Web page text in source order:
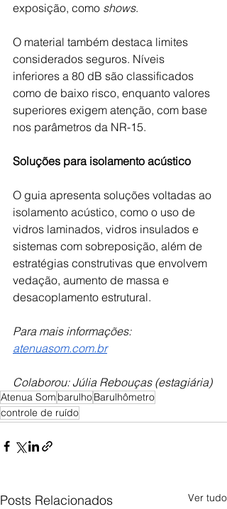
exposição, como shows.
O material também destaca limites
considerados seguros. Níveis
inferiores a 80 dB são classificados
como de baixo risco, enquanto valores
superiores exigem atenção, com base
nos parâmetros da NR-15.
Soluções para isolamento acústico
O guia apresenta soluções voltadas ao
isolamento acústico, como o uso de
vidros laminados, vidros insulados e
sistemas com sobreposição, além de
estratégias construtivas que envolvem
vedação, aumento de massa e
desacoplamento estrutural.
Para mais informações:
atenuasom.com.br
Colaborou: Júlia Rebouças (estagiária)
Atenua Som barulhoBarulhômetro
controle de ruído
Posts Relacionados Ver tudo